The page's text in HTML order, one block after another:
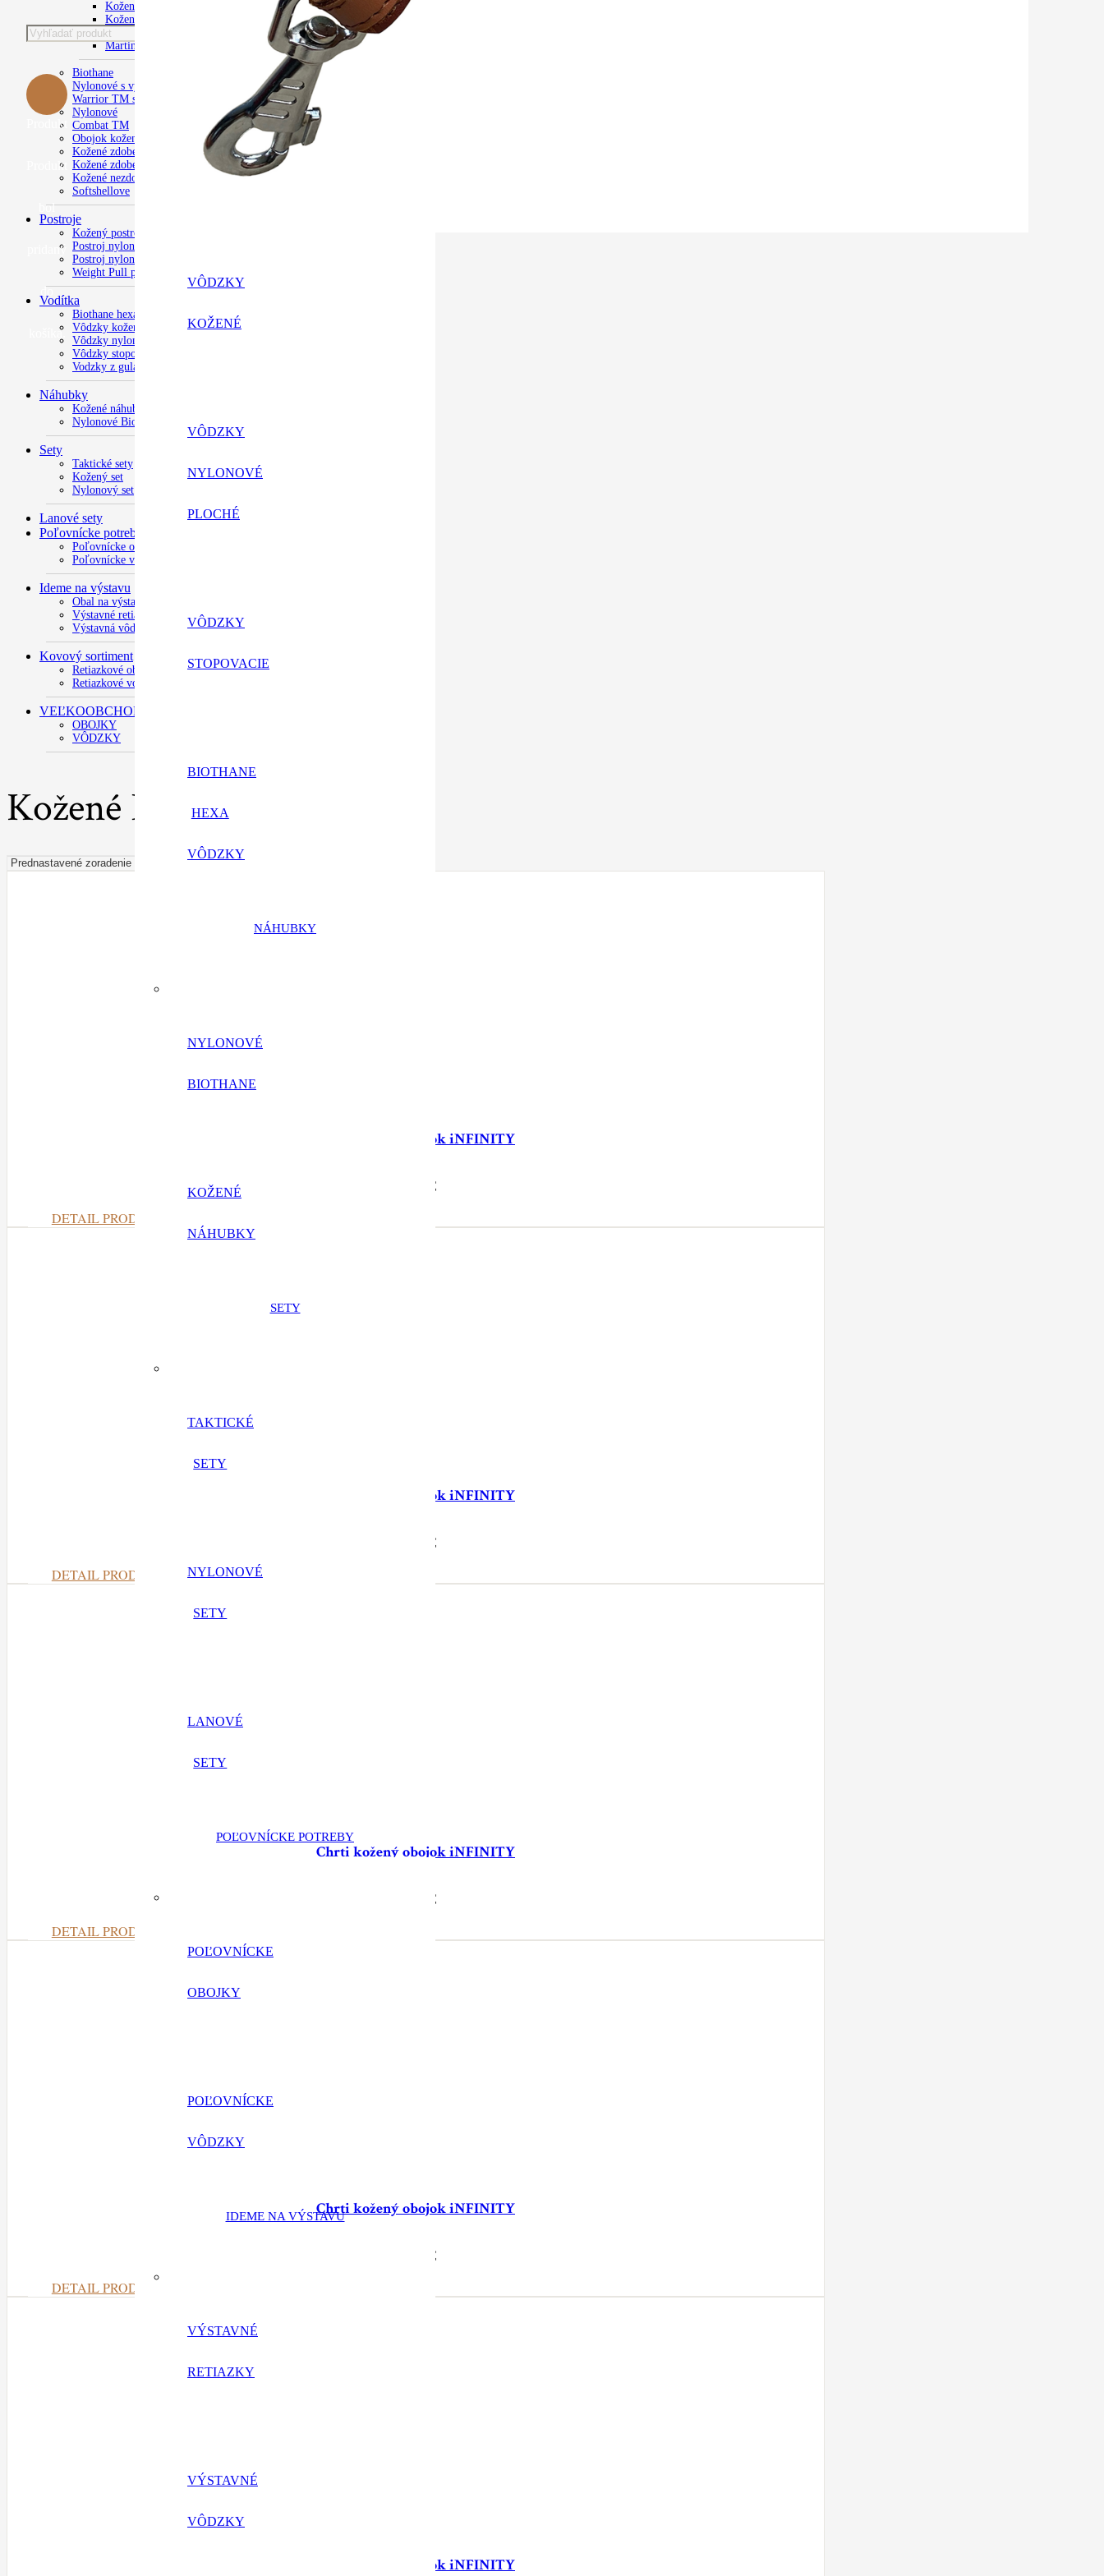
Produkt
Produkt
bol
pridaný
do
košíka.
VÔDZKY
KOŽENÉ
VÔDZKY
NYLONOVÉ
PLOCHÉ
VÔDZKY
STOPOVACIE
BIOTHANE
HEXA
VÔDZKY
NÁHUBKY
NYLONOVÉ
BIOTHANE
KOŽENÉ
NÁHUBKY
SETY
TAKTICKÉ
SETY
NYLONOVÉ
SETY
LANOVÉ
SETY
POĽOVNÍCKE POTREBY
POĽOVNÍCKE
OBOJKY
POĽOVNÍCKE
VÔDZKY
IDEME NA VÝSTAVU
VÝSTAVNÉ
RETIAZKY
VÝSTAVNÉ
VÔDZKY
Kožené Infinity
Kožené luxusné
Kožené s menom
Martingale
Biothane
Nylonové s výšivkou
Warrior TM s výšivkou
Nylonové
Combat TM
Obojok kožený s výšivkou
Kožené zdobené s menom psa
Kožené zdobené
Kožené nezdobené
Softshellove
Postroje
Kožený postroj
Postroj nylonový
Postroj nylonový s výšivkou
Weight Pull postroj
Vodítka
Biothane hexa vôdzky
Vôdzky kožené
Vôdzky nylonové ploché
Vôdzky stopovavcie
Vodzky z gulatého lana
Náhubky
Kožené náhubky
Nylonové BioTHANE
Sety
Taktické sety
Kožený set
Nylonový set
Lanové sety
Poľovnícke potreby
Poľovnícke obojky
Poľovnícke vôdzky
Ideme na výstavu
Obal na výstavné číslo
Výstavné retiazky
Výstavná vôdzka
Kovový sortiment
Retiazkové obojky
Retiazkové vodítka
VEĽKOOBCHOD
OBOJKY
VÔDZKY
Kožené Infinity
Chrti kožený obojok iNFINITY
€
DETAIL PRODUKTU
Chrti kožený obojok iNFINITY
€
DETAIL PRODUKTU
Chrti kožený obojok iNFINITY
€
DETAIL PRODUKTU
Chrti kožený obojok iNFINITY
€
DETAIL PRODUKTU
Chrti kožený obojok iNFINITY